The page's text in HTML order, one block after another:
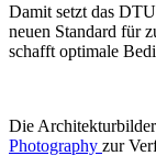
Damit setzt das
neuen Standard für
schafft optimale
Die
Photography zur